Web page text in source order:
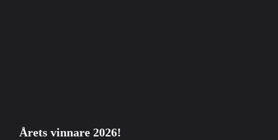
Årets vinnare 2026!